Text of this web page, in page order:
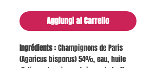
Aggiungi al Carrello
Ingrédients :Champignons de Paris
(Agaricus bisporus) 54%, eau, huile